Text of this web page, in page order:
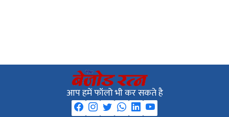
आप हमें फॉलो भी कर सकते है